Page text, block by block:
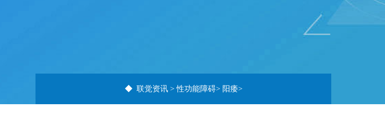
◆ 联觉资讯>性功能障碍> 阳痿>